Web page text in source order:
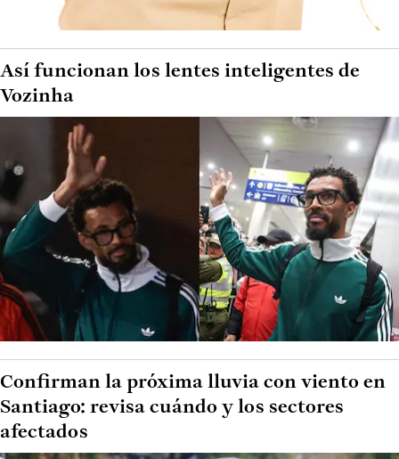
Así funcionan los lentes inteligentes de
Vozinha
Confirman la próxima lluvia con viento en
Santiago: revisa cuándo y los sectores
afectados